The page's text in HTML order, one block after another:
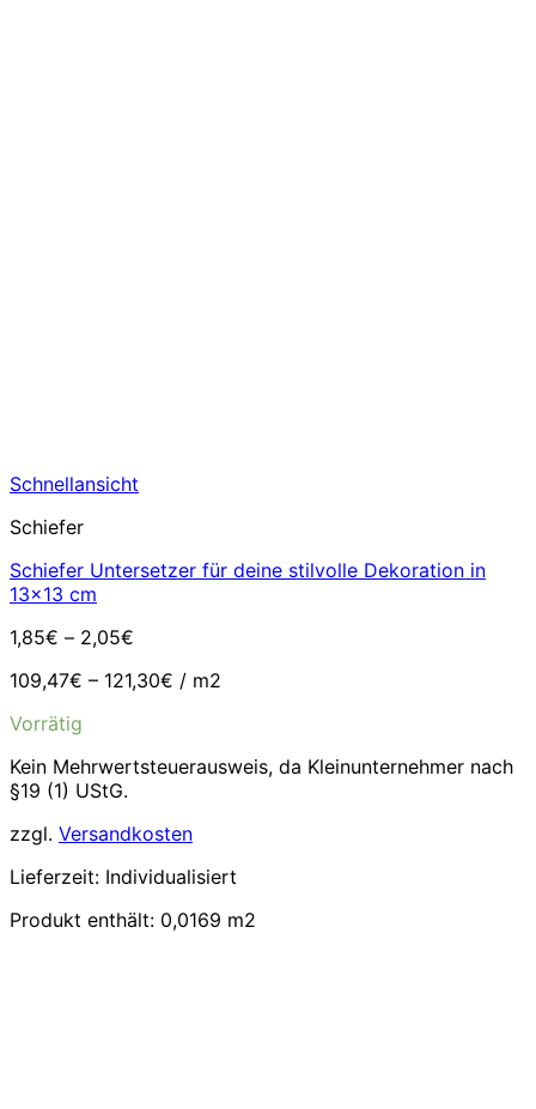
Schnellansicht
Schiefer
Schiefer Untersetzer für deine stilvolle Dekoration in
13×13 cm
1,85€ – 2,05€
109,47€ – 121,30€ / m2
Vorrätig
Kein Mehrwertsteuerausweis, da Kleinunternehmer nach
§19 (1) UStG.
zzgl. Versandkosten
Lieferzeit: Individualisiert
Produkt enthält: 0,0169 m2